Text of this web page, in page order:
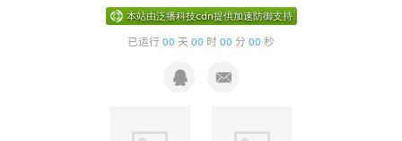
已运行 00 天 00 时 00 分 00 秒